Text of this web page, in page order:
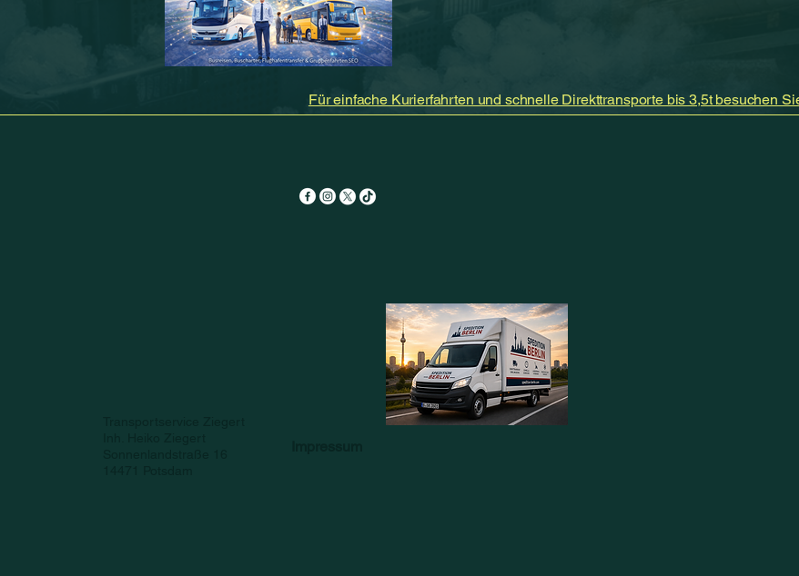
Für einfache Kurierfahrten und schnelle Direkttransporte bis 3,5t besuchen